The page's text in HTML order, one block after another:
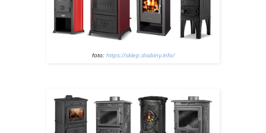
foto: https://sklep.drabiny.info/